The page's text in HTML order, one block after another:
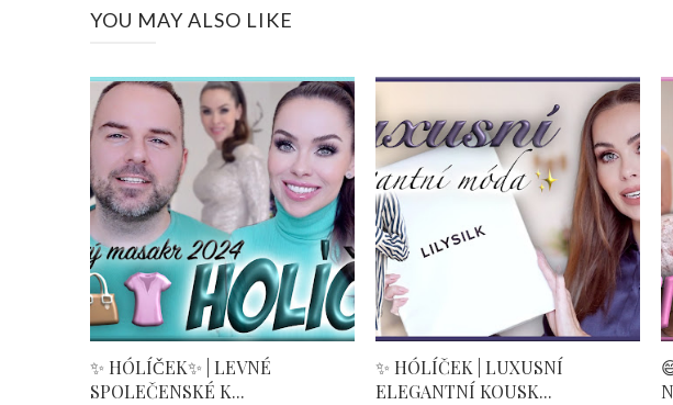
YOU MAY ALSO LIKE
✨ HÓLÍČEK✨ | LEVNÉ
SPOLEČENSKÉ K...
✨ HÓLÍČEK | LUXUSNÍ
ELEGANTNÍ KOUSK...